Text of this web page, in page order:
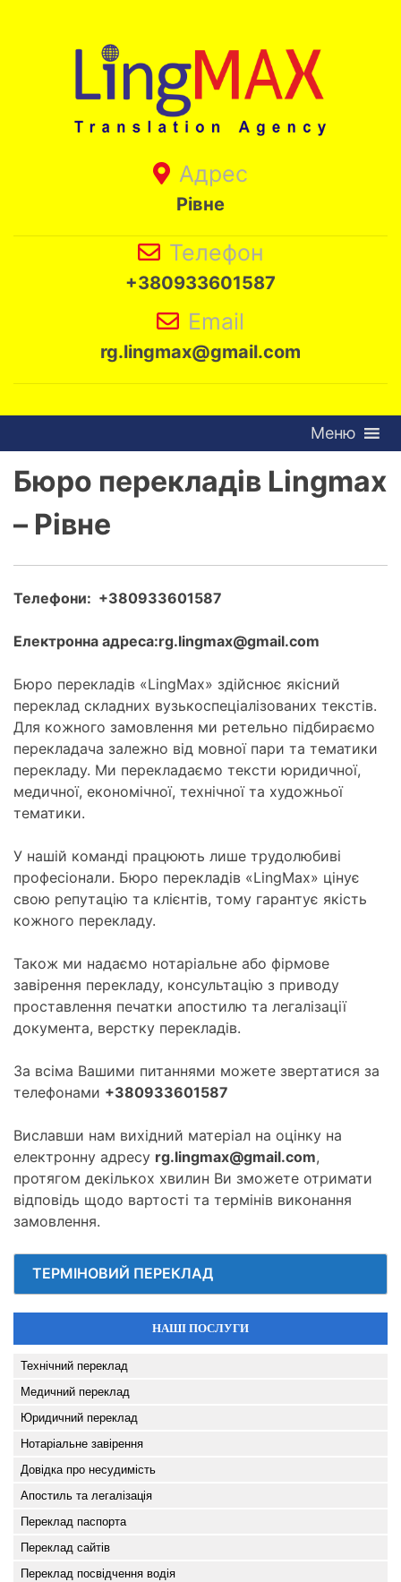
Адрес
Рівне
Телефон
+380933601587
Email
rg.lingmax@gmail.com
Меню
Бюро перекладів Lingmax
– Рівне
Телефони: +380933601587
Електронна адреса:rg.lingmax@gmail.com
Бюро перекладів «LingMax» здійснює якісний
переклад складних вузькоспеціалізованих текстів.
Для кожного замовлення ми ретельно підбираємо
перекладача залежно від мовної пари та тематики
перекладу. Ми перекладаємо тексти юридичної,
медичної, економічної, технічної та художньої
тематики.
У нашій команді працюють лише трудолюбиві
професіонали. Бюро перекладів «LingMax» цінує
свою репутацію та клієнтів, тому гарантує якість
кожного перекладу.
Також ми надаємо нотаріальне або фірмове
завірення перекладу, консультацію з приводу
проставлення печатки апостилю та легалізації
документа, верстку перекладів.
За всіма Вашими питаннями можете звертатися за
телефонами +380933601587
Виславши нам вихідний матеріал на оцінку на
електронну адресу rg.lingmax@gmail.com,
протягом декількох хвилин Ви зможете отримати
відповідь щодо вартості та термінів виконання
замовлення.
ТЕРМІНОВИЙ ПЕРЕКЛАД
НАШІ ПОСЛУГИ
Технічний переклад
Медичний переклад
Юридичний переклад
Нотаріальне завірення
Довідка про несудимість
Апостиль та легалізація
Переклад паспорта
Переклад сайтів
Переклад посвідчення водія